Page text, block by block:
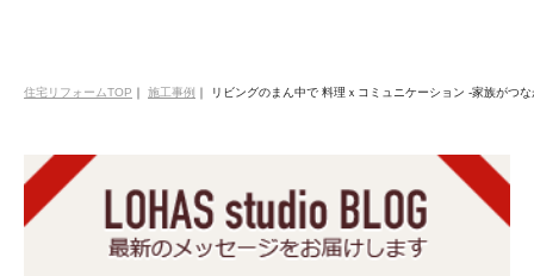
住宅リフォームTOP ｜ 施工事例 ｜ リビングのまん中で 料理ｘコミュニケーション -家族がつ